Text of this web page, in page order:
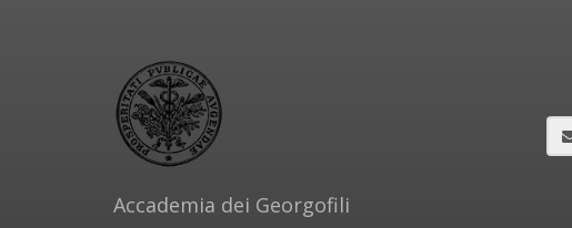
Accademia dei Georgofili